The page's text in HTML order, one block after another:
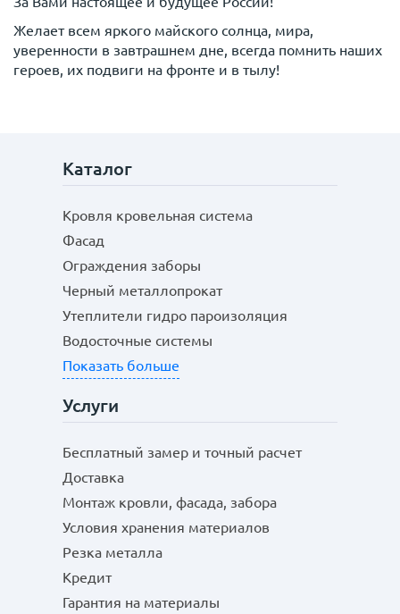
Желает всем яркого майского солнца, мира,
уверенности в завтрашнем дне, всегда помнить наших
героев, их подвиги на фронте и в тылу!
Каталог
Кровля кровельная система
Фасад
Ограждения заборы
Черный металлопрокат
Утеплители гидро пароизоляция
Водосточные системы
Показать больше
Услуги
Бесплатный замер и точный расчет
Доставка
Монтаж кровли, фасада, забора
Условия хранения материалов
Резка металла
Кредит
Гарантия на материалы